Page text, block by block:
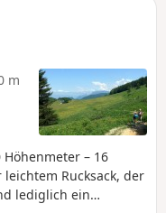
m
– 16
Rucksack, der
lediglich ein